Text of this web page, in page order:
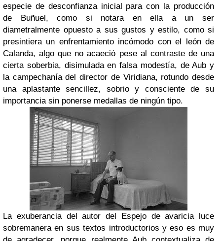
especie de desconfianza inicial para con la producción
de Buñuel, como si notara en ella a un ser
diametralmente opuesto a sus gustos y estilo, como si
presintiera un enfrentamiento incómodo con el león de
Calanda, algo que no acaeció pese al contraste de una
cierta soberbia, disimulada en falsa modestía, de Aub y
la campechanía del director de Viridiana, rotundo desde
una aplastante sencillez, sobrio y consciente de su
importancia sin ponerse medallas de ningún tipo.
La exuberancia del autor del Espejo de avaricia luce
sobremanera en sus textos introductorios y eso es muy